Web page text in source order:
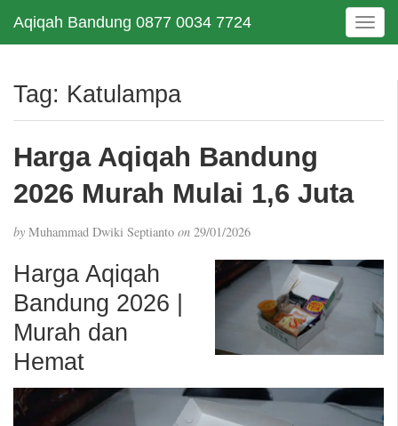
Aqiqah Bandung 0877 0034 7724
T
o
e
t
Tag: Katulampa
Harga Aqiqah Bandung
2026 Murah Mulai 1,6 Juta
by Muhammad Dwiki Septianto on 29/01/2026
Harga Aqiqah
Bandung 2026 |
Murah dan
Hemat